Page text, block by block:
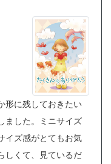
形に残しておきたい
ました。ミニサイズ
イズ感がとてもお気
しくて、見ているだ